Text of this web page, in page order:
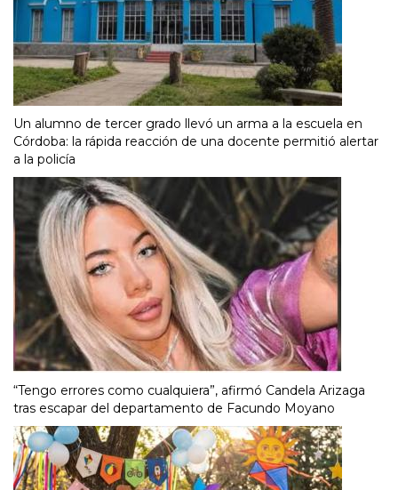
Un alumno de tercer grado llevó un arma a la escuela en
Córdoba: la rápida reacción de una docente permitió alertar
a la policía
“Tengo errores como cualquiera”, afirmó Candela Arizaga
tras escapar del departamento de Facundo Moyano